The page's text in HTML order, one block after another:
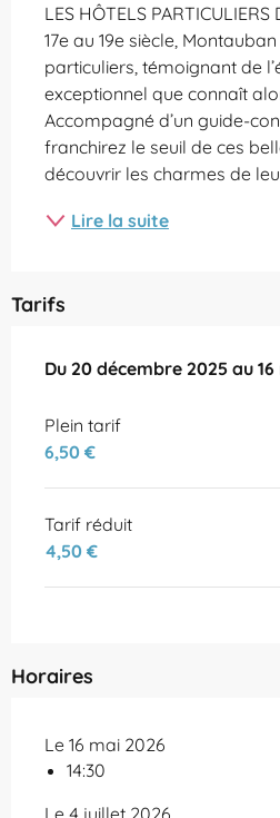
LES HÔTELS
17e au 19e siècle,
particuliers, témoignant de
exceptionnel que connaît
Accompagné d’un guide-
franchirez le seuil de ces
découvrir les charmes de
Lire la suite
Tarifs
Du 20 décembre 2025 au
Du 20 décembre 2025 au
Plein tarif
6,50 €
Tarif réduit
4,50 €
Horaires
Le 16 mai 2026
14:30
Le 4 juillet 2026